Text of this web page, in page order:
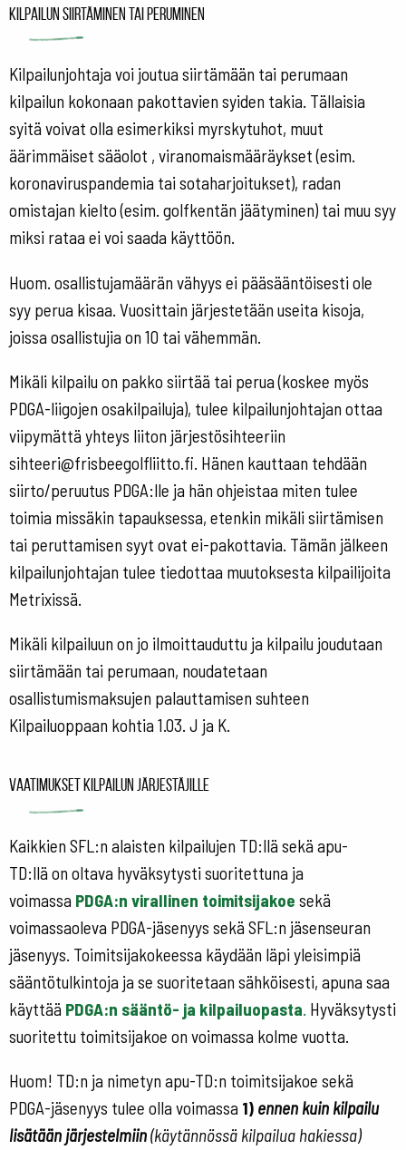
Kilpailun siirtäminen tai peruminen
Kilpailunjohtaja voi joutua siirtämään tai perumaan
kilpailun kokonaan pakottavien syiden takia. Tällaisia
syitä voivat olla esimerkiksi myrskytuhot, muut
äärimmäiset sääolot , viranomaismääräykset (esim.
koronaviruspandemia tai sotaharjoitukset), radan
omistajan kielto (esim. golfkentän jäätyminen) tai muu syy
miksi rataa ei voi saada käyttöön.
Huom. osallistujamäärän vähyys ei pääsääntöisesti ole
syy perua kisaa. Vuosittain järjestetään useita kisoja,
joissa osallistujia on 10 tai vähemmän.
Mikäli kilpailu on pakko siirtää tai perua (koskee myös
PDGA-liigojen osakilpailuja), tulee kilpailunjohtajan ottaa
viipymättä yhteys liiton järjestösihteeriin
sihteeri@frisbeegolfliitto.fi. Hänen kauttaan tehdään
siirto/peruutus PDGA:lle ja hän ohjeistaa miten tulee
toimia missäkin tapauksessa, etenkin mikäli siirtämisen
tai peruttamisen syyt ovat ei-pakottavia. Tämän jälkeen
kilpailunjohtajan tulee tiedottaa muutoksesta kilpailijoita
Metrixissä.
Mikäli kilpailuun on jo ilmoittauduttu ja kilpailu joudutaan
siirtämään tai perumaan, noudatetaan
osallistumismaksujen palauttamisen suhteen
Kilpailuoppaan kohtia 1.03. J ja K.
Vaatimukset kilpailun järjestäjille
Kaikkien SFL:n alaisten kilpailujen TD:llä sekä apu-
TD:llä on oltava hyväksytysti suoritettuna ja
voimassa PDGA:n virallinen toimitsijakoe sekä
voimassaoleva PDGA-jäsenyys sekä SFL:n jäsenseuran
jäsenyys. Toimitsijakokeessa käydään läpi yleisimpiä
sääntötulkintoja ja se suoritetaan sähköisesti, apuna saa
käyttää PDGA:n sääntö- ja kilpailuopasta. Hyväksytysti
suoritettu toimitsijakoe on voimassa kolme vuotta.
Huom! TD:n ja nimetyn apu-TD:n toimitsijakoe sekä
PDGA-jäsenyys tulee olla voimassa 1) ennen kuin kilpailu
lisätään järjestelmiin(käytännössä kilpailua hakiessa)